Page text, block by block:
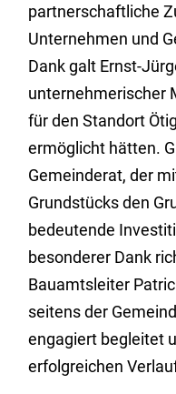
partnerschaftliche
Unternehmen und
Dank galt Ernst-
unternehmerischer
für den Standort
ermöglicht hätten.
Gemeinderat, der
Grundstücks den
bedeutende
besonderer Dank
Bauamtsleiter
seitens der
engagiert begleitet
erfolgreichen